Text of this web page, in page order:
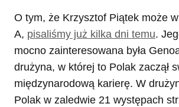
O tym, że Krzysztof Piątek może
A, pisaliśmy już kilka dni temu.
mocno zainteresowana była
drużyna, w której to Polak zaczął
międzynarodową karierę. W
Polak w zaledwie 21 występach